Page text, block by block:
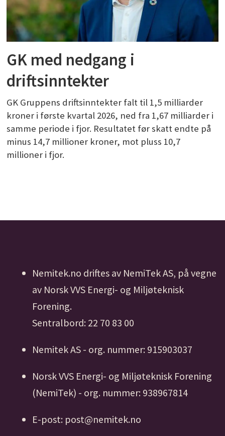
GK med nedgang i
driftsinntekter
GK Gruppens driftsinntekter falt til 1,5 milliarder
kroner i første kvartal 2026, ned fra 1,67 milliarder i
samme periode i fjor. Resultatet før skatt endte på
minus 14,7 millioner kroner, mot pluss 10,7
millioner i fjor.
Nemitek.no driftes av NemiTek AS, på vegne
av Norsk VVS Energi- og Miljøteknisk
Forening.
Sentralbord: 22 70 83 00
Nemitek AS - org. nummer: 915903037
Norsk VVS Energi- og Miljøteknisk Forening
(NemiTek) - org. nummer: 938967814
E-post: post@nemitek.no